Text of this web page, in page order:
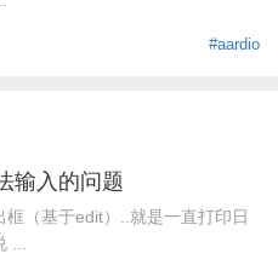
#aardio
输入的问题
（基于edit）..就是一直打印日
...